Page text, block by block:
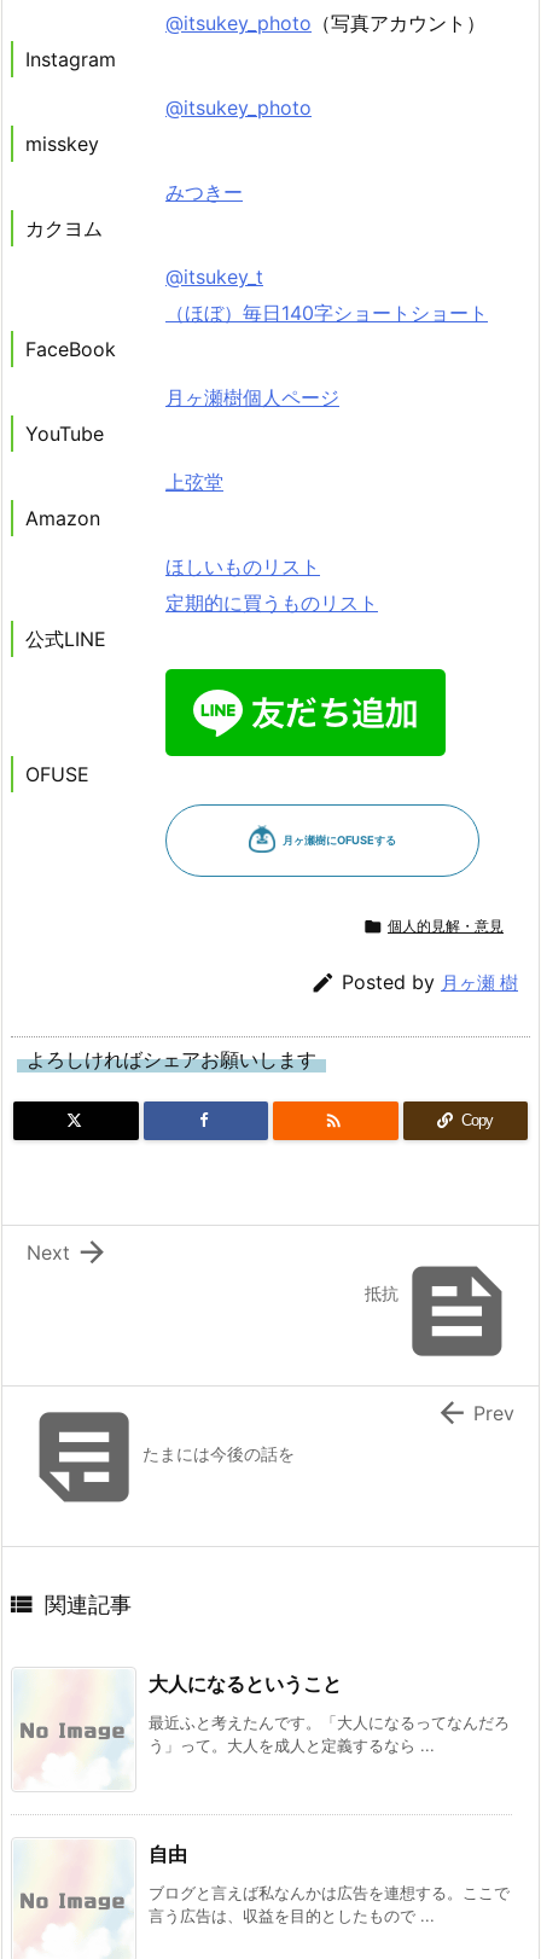
@itsukey_photo （写真アカウント）
Instagram
@itsukey_photo
misskey
みつきー
カクヨム
@itsukey_t
（ほぼ）毎日140字ショートショート
FaceBook
月ヶ瀬樹個人ページ
YouTube
上弦堂
Amazon
ほしいものリスト
定期的に買うものリスト
公式LINE
OFUSE
 個人的見解・意見
 Posted by 月ヶ瀬 樹
よろしければシェアお願いします
 Copy

抵抗

Next
たまには今後の話を
 Prev
 関連記事
大人になるということ
最近ふと考えたんです。「大人になるってなんだろ
う」って。大人を成人と定義するなら ...
自由
ブログと言えば私なんかは広告を連想する。ここで
言う広告は、収益を目的としたもので ...